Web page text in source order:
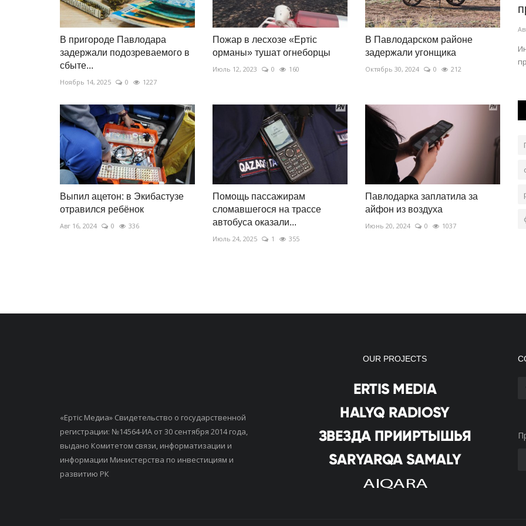
В пригороде Павлодара
задержали подозреваемого в
сбыте...
Ноябрь 14, 2025 0 1227
Пожар в лесхозе «Ертiс
орманы» тушат огнеборцы
Июль 12, 2023 0 160
В Павлодарском районе
задержали угонщика
Октябрь 30, 2024 0 212
Выпил ацетон: в Экибастузе
отравился ребёнок
Авг 16, 2024 0 336
Помощь пассажирам
сломавшегося на трассе
автобуса оказали...
Июль 24, 2025 1 355
Павлодарка заплатила за
айфон из воздуха
Июнь 20, 2024 0 1037
столетия назад за 200...
Июнь 20, 2026 2 1449
Музей под открытым небом начал свой 21-й сезон.
штормовое предупреждение
Авг 3, 2026 239
Синоптики прогнозируют град и шквал.
«Ертiс Медиа» Свидетельство о государственной
регистрации: №14564-ИА от 30 сентября 2014 года,
выдано Комитетом связи, информатизации и
информации Министерства по инвестициям и
развитию РК
OUR PROJECTS